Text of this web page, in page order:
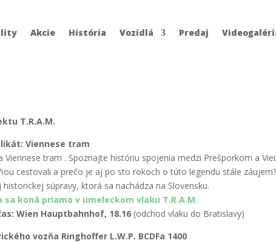
Akcie História Vozidlá Predaj
T.R.A.M.
Viennese tram
Viennese tram . Spoznajte históriu spojenia medzi Prešporkom a
cestovali a prečo je aj po sto rokoch o túto legendu stále
historickej súpravy, ktorá sa nachádza na Slovensku.
sa koná priamo v umeleckom vlaku T.R.A.M.
Wien Hauptbahnhof, 18.16 (odchod vlaku do Bratislavy)
vozňa Ringhoffer L.W.P. BCDFa 1400